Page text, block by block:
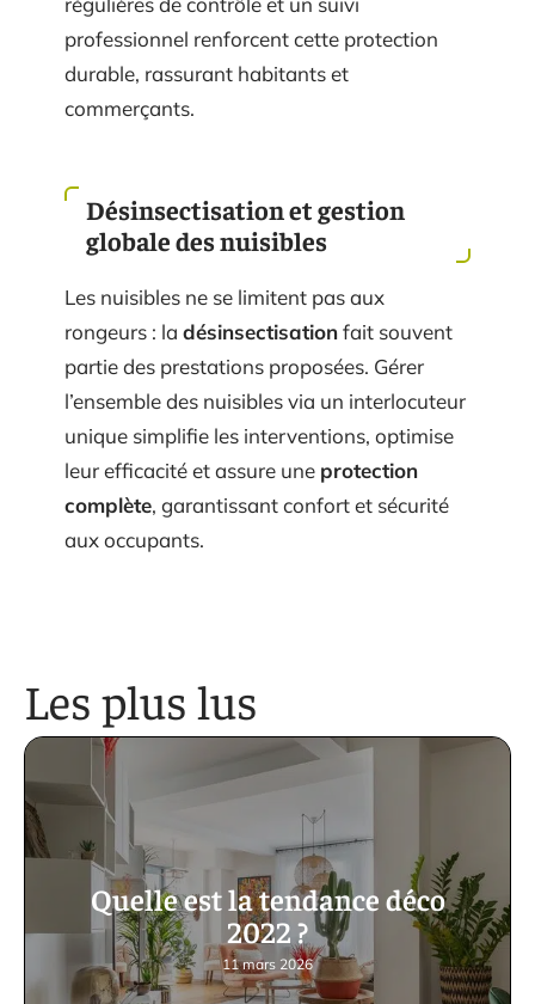
professionnel renforcent cette protection
durable, rassurant habitants et
commerçants.
Désinsectisation et gestion
globale des nuisibles
Les nuisibles ne se limitent pas aux
rongeurs : la désinsectisationfait souvent
partie des prestations proposées. Gérer
l’ensemble des nuisibles via un interlocuteur
unique simplifie les interventions, optimise
leur efficacité et assure une protection
complète, garantissant confort et sécurité
aux occupants.
Les plus lus
Quelle est la tendance déco
2022 ?
11 mars 2026